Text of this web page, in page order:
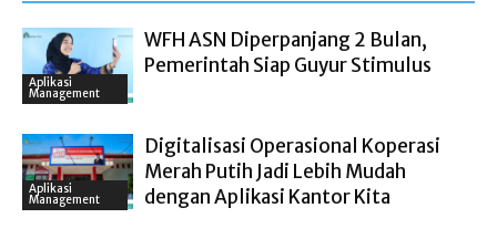
Aplikasi
Management
WFH ASN Diperpanjang 2 Bulan,
Pemerintah Siap Guyur Stimulus
Aplikasi
Management
Digitalisasi Operasional Koperasi
Merah Putih Jadi Lebih Mudah
dengan Aplikasi Kantor Kita